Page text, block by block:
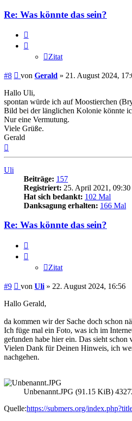
Re: Was könnte das sein?
Zitat
#8 Beitrag
von Gerald » 21. August 2024,
Hallo Uli,
spontan würde ich auf Moostierchen
Bild bei der länglichen Kolonie könnte
Nur eine Vermutung.
Viele Grüße.
Gerald
Uli
Beiträge: 157
Registriert: 25. April 2021, 09:30
Hat sich bedankt: 102 Mal
Danksagung erhalten: 166 Mal
Re: Was könnte das sein?
Zitat
#9 Beitrag
von Uli » 22. August 2024, 16:56
Hallo Gerald,
da kommen wir der Sache doch schon
Ich füge mal ein Foto, was ich im
gefunden habe hier ein. Das sieht schon
Vielen Dank für Deinen Hinweis, ich
nachgehen.
Unbenannt.JPG (91.15 KiB)
Quelle:https://submers.org/